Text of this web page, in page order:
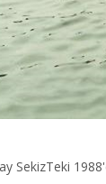
SekizTeki